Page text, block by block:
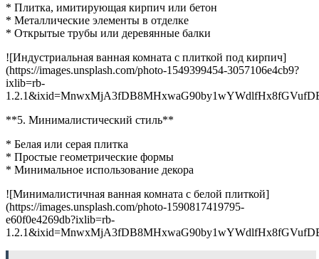
* Плитка, имитирующая кирпич или бетон
* Металлические элементы в отделке
* Открытые трубы или деревянные балки
![Индустриальная ванная комната с плиткой под кирпич]
(https://images.unsplash.com/photo-1549399454-3057106e4cb9?
ixlib=rb-
**5. Минималистический стиль**
* Белая или серая плитка
* Простые геометрические формы
* Минимальное использование декора
![Минималистичная ванная комната с белой плиткой]
(https://images.unsplash.com/photo-1590817419795-
e60f0e4269db?ixlib=rb-